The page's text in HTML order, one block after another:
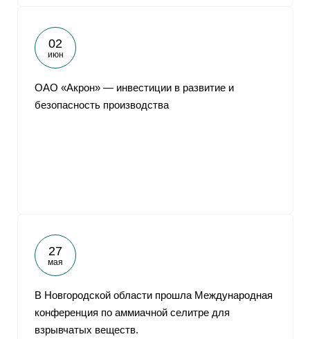
02
июн
ОАО «Акрон» — инвестиции в развитие и
безопасность производства
27
мая
В Новгородской области прошла Международная
конференция по аммиачной селитре для
взрывчатых веществ.